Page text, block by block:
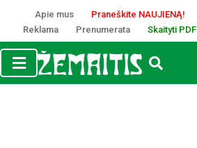
Apie mus
Praneškite NAUJIENĄ!
Reklama
Prenumerata Skaityti PDF